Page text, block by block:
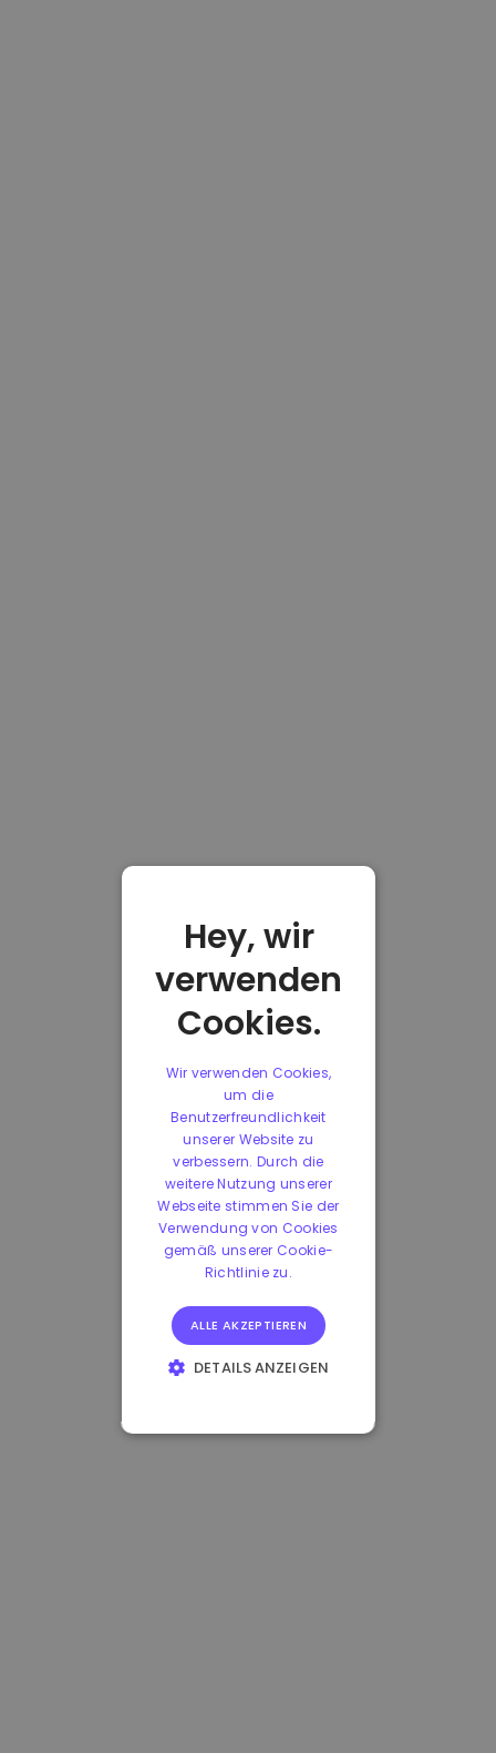
Hey, wir
verwenden
Cookies.
Wir verwenden Cookies,
um die
Benutzerfreundlichkeit
unserer Website zu
verbessern. Durch die
weitere Nutzung unserer
Webseite stimmen Sie der
Verwendung von Cookies
gemäß unserer Cookie-
Richtlinie zu.
ALLE AKZEPTIEREN
DETAILS ANZEIGEN